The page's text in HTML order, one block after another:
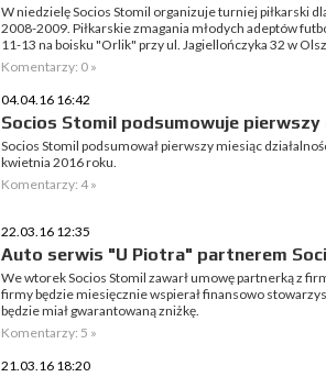
W niedzielę Socios Stomil organizuje turniej piłkarski
2008-2009. Piłkarskie zmagania młodych adeptów
11-13 na boisku "Orlik" przy ul. Jagiellończyka 32 w
Komentarzy: 0 »
04.04.16 16:42
Socios Stomil podsumowuje pierwszy
Socios Stomil podsumował pierwszy miesiąc
kwietnia 2016 roku.
Komentarzy: 4 »
22.03.16 12:35
Auto serwis "U Piotra" partnerem
We wtorek Socios Stomil zawarł umowę partnerką z
firmy będzie miesięcznie wspierał finansowo
będzie miał gwarantowaną zniżkę.
Komentarzy: 5 »
21.03.16 18:20